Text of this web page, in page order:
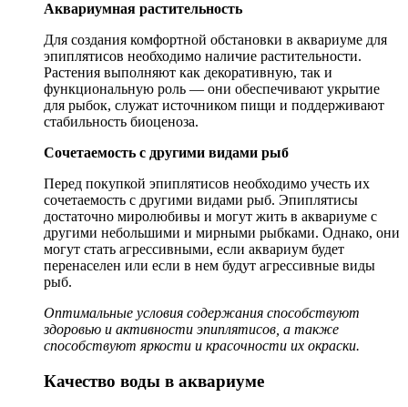
Аквариумная растительность
Для создания комфортной обстановки в аквариуме для
эпиплятисов необходимо наличие растительности.
Растения выполняют как декоративную, так и
функциональную роль — они обеспечивают укрытие
для рыбок, служат источником пищи и поддерживают
стабильность биоценоза.
Сочетаемость с другими видами рыб
Перед покупкой эпиплятисов необходимо учесть их
сочетаемость с другими видами рыб. Эпиплятисы
достаточно миролюбивы и могут жить в аквариуме с
другими небольшими и мирными рыбками. Однако, они
могут стать агрессивными, если аквариум будет
перенаселен или если в нем будут агрессивные виды
рыб.
Оптимальные условия содержания способствуют
здоровью и активности эпиплятисов, а также
способствуют яркости и красочности их окраски.
Качество воды в аквариуме